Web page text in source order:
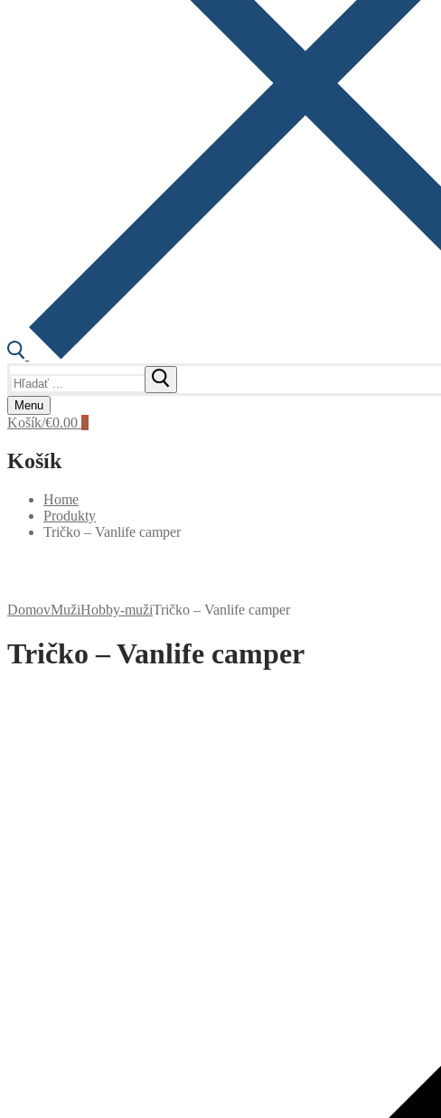
Menu
Košík/€0.00 0
Košík
Home
Produkty
Tričko – Vanlife camper
DomovMužiHobby-mužiTričko – Vanlife camper
Tričko – Vanlife camper